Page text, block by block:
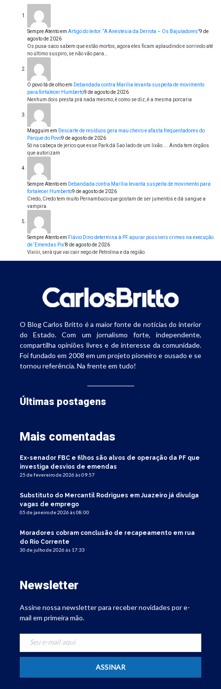
Sempre Atentoem Artigo do leitor: “A Anestesia da Derrota – Os Bajuladores”9 de
agosto de 2026
Os puxa-saco sabem que estão mortos, agora eles ficam aplaudindo e sorrindo até
no último suspiro, se não vão para…
O povo tá de olhoem Debandada contra Marília levanta suspeita de movimento
para fortalecer Humberto9 de agosto de 2026
Nenhum dois presta prá nada mesmo, é como se diz, é a mesma porcaria
Magguim em Descarte de resíduos gera mau cheiro e afasta frequentadores do
Parque do Povo9 de agosto de 2026
Só na cabeça de jerico que esse Park dá 5ao lado de um lixão.... Ainda tem órgãos
que autorizam
Sempre Atentoem Debandada contra Marília levanta suspeita de movimento para
fortalecer Humberto9 de agosto de 2026
Credo, Credo tem muito Pernambuco que gostam de ser jumentos e dá sangue a
vampira.
Sempre Atentoem Flávio Dino determina à PF apurar possíveis crimes na execução
de ‘Emendas Pix’8 de agosto de 2026
Vixiiii, será que vai cair nego de Petrolina e da região.
O Blog Carlos Britto é a maior fonte de notícias do interior
do Estado. Com um jornalismo forte, independente,
compartilha opiniões livres e de interesse da comunidade.
Foi fundado em 2008 em um projeto pioneiro e ousado e se
tornou referência. Na frente em tudo!
Últimas postagens
Mais comentadas
Ex-senador FBC e filhos são alvos de operação da PF que
investiga desvios de emendas
25 de fevereiro de 2026 às 09:57
Substituto do Mercantil Rodrigues em Juazeiro já divulga
vagas de emprego
05 de janeiro de 2026 às 08:00
Moradores cobram conclusão de recapeamento em rua
do Rio Corrente
30 de julho de 2026 às 17:33
Newsletter
Assine nossa newsletter para receber novidades por e-
mail em primeira mão.